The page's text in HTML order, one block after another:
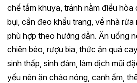
chế tắm khuya, tránh nằm điều hòa
bụi, cần đeo khẩu trang, về nhà rửa
phù hợp theo hướng dẫn. Ăn uống
chiên béo, rượu bia, thức ăn quá
sinh thấp, sinh đàm, làm dịch mũi
yếu nên ăn cháo nóng, canh ấm,